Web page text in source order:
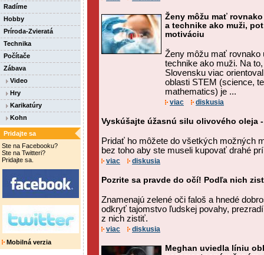
Radíme
Hobby
Príroda-Zvieratá
Technika
Počítače
Zábava
Video
Hry
Karikatúry
Kohn
Pridajte sa
Ste na Facebooku?
Ste na Twitteri?
Pridajte sa.
Mobilná verzia
Ženy môžu mať
a technike ako muži,
motiváciu
Ženy môžu mať rovnako
technike ako muži. Na
Slovensku viac
oblasti STEM (science,
mathematics) je ...
viac diskusia
Vyskúšajte úžasnú silu olivového oleja
Pridať ho môžete do všetkých možných
bez toho aby ste museli kupovať drahé
viac diskusia
Pozrite sa pravde do očí! Podľa nich
Znamenajú zelené oči faloš a hnedé
odkryť tajomstvo ľudskej povahy,
z nich zistiť.
viac diskusia
Meghan uviedla líniu